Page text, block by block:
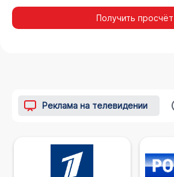
Получить просчёт
Реклама на телевидении